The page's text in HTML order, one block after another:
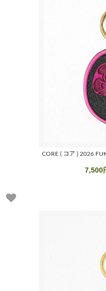
CORE ( コア ) 2026
7,500